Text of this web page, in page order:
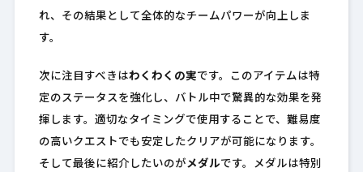
れ、その結果として全体的なチームパワーが向上しま
す。
次に注目すべきはわくわくの実です。このアイテムは特
定のステータスを強化し、バトル中で驚異的な効果を発
揮します。適切なタイミングで使用することで、難易度
の高いクエストでも安定したクリアが可能になります。
そして最後に紹介したいのがメダルです。メダルは特別